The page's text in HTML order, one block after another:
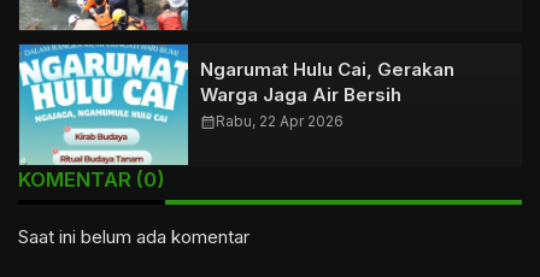
Ngarumat Hulu Cai, Gerakan
Warga Jaga Air Bersih
calendar_monthRabu, 22 Apr 2026
KOMENTAR (0)
Saat ini belum ada komentar